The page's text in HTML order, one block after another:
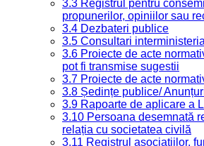
3.3 Registrul pentru
propunerilor, opiniilor sau
3.4 Dezbateri publice
3.5 Consultari
3.6 Proiecte de acte
pot fi transmise sugestii
3.7 Proiecte de acte
3.8 Ședințe publice/
3.9 Rapoarte de aplicare a
3.10 Persoana desemnată
relația cu societatea civilă
3.11 Registrul asociațiilor,